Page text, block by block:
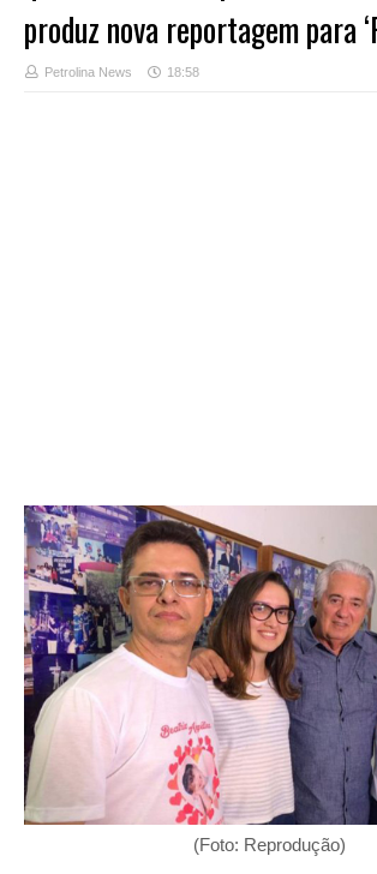
produz nova reportagem para
Petrolina News 18:58
(Foto: Reprodução)